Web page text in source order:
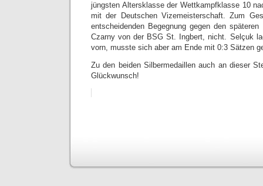
jüngsten Altersklasse der Wettkampfklasse 10
mit der Deutschen Vizemeisterschaft. Zum
entscheidenden Begegnung gegen den
Czarny von der BSG St. Ingbert, nicht. Selçuk
vorn, musste sich aber am Ende mit 0:3 Sätzen
Zu den beiden Silbermedaillen auch an dieser
Glückwunsch!